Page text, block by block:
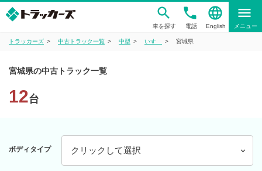
車を探す
phone
電話
language
English
menu
メニュー
トラッカーズ 中古トラック一覧 中型 いすゞ 宮城県
宮城県の中古トラック一覧
12台
ボディタイプ クリックして選択